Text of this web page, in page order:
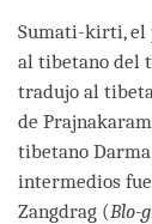
Sumati-kirti, el
al tibetano del
tradujo al
de
tibetano
intermedios
Zangdrag (Blo-